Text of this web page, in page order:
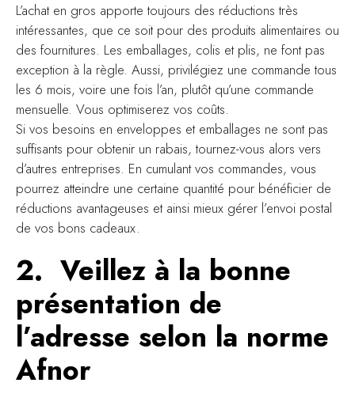
L’achat en gros apporte toujours des réductions très
intéressantes, que ce soit pour des produits alimentaires ou
des fournitures. Les emballages, colis et plis, ne font pas
exception à la règle. Aussi, privilégiez une commande tous
les 6 mois, voire une fois l’an, plutôt qu’une commande
mensuelle. Vous optimiserez vos coûts.
Si vos besoins en enveloppes et emballages ne sont pas
suffisants pour obtenir un rabais, tournez-vous alors vers
d’autres entreprises. En cumulant vos commandes, vous
pourrez atteindre une certaine quantité pour bénéficier de
réductions avantageuses et ainsi mieux gérer l’envoi postal
de vos bons cadeaux.
2. Veillez à la bonne
présentation de
l’adresse selon la norme
Afnor